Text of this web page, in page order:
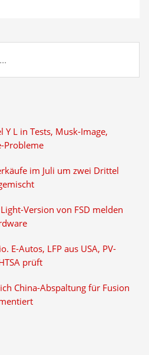
L in Tests, Musk-Image,
Probleme
im Juli um zwei Drittel
Version von FSD melden
E-Autos, LFP aus USA, PV-
prüft
China-Abspaltung für Fusion